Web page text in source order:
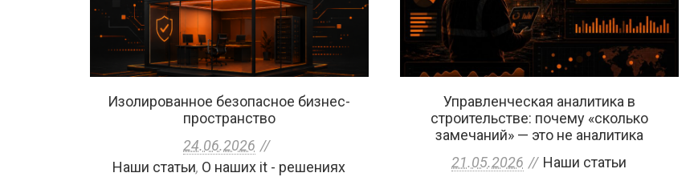
Изолированное безопасное бизнес-
пространство
24.06.2026
Наши статьи, О наших it - решениях
Управленческая аналитика в
строительстве: почему «сколько
замечаний» — это не аналитика
21.05.2026
Наши статьи